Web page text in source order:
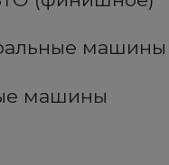
машины
машины